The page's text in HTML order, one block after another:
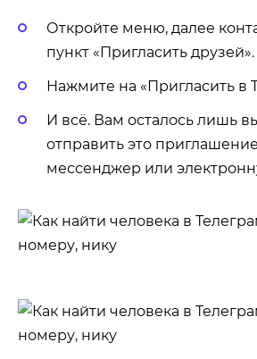
Откройте меню, далее
пункт «Пригласить друзей».
Нажмите на «Пригласить в
И всё. Вам осталось лишь
отправить это
мессенджер или